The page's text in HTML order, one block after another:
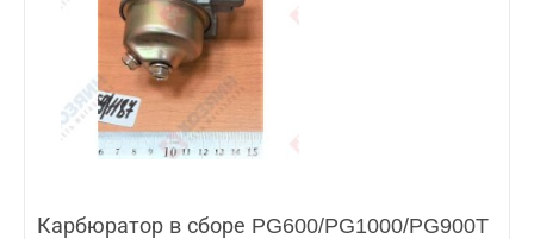
Карбюратор в сборе PG600/PG1000/PG900T